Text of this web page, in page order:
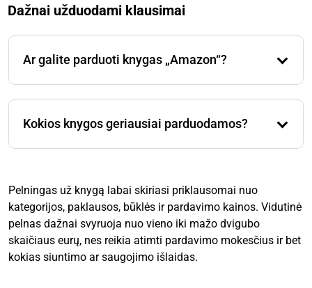
Dažnai užduodami klausimai
Ar galite parduoti knygas „Amazon“?
galimybes: „Fulfilled by Merchant“ (FBM) arba
Kokios knygos geriausiai parduodamos?
kolekcionuojami daiktai ir reti leidimai. Kategorijos,
tokios kaip biografijos, savipagalba, religija ir dvasinė
praktika, taip pat sveikata ir fitnesas, yra populiarios.
Pelningas už knygą labai skiriasi priklausomai nuo
kategorijos, paklausos, būklės ir pardavimo kainos. Vidutinė
pelnas dažnai svyruoja nuo vieno iki mažo dvigubo
skaičiaus eurų, nes reikia atimti pardavimo mokesčius ir bet
kokias siuntimo ar saugojimo išlaidas.